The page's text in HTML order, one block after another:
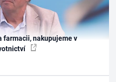
farmacii, nakupujeme v